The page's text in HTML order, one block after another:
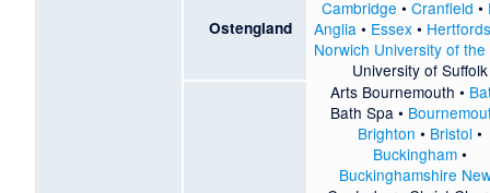
Ostengland
Cambridge •Cranfield •
Anglia • Essex•
Norwich University of the
University of Suffolk
Arts Bournemouth •
Bath Spa •
Brighton • Bristol •
Buckingham •
Buckinghamshire